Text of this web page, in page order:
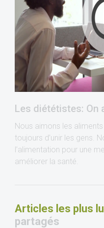
Les diététistes: On
Nous aimons les
toujours d’unir les gens.
l’alimentation pour une
améliorer la santé.
Articles les plus
partagés